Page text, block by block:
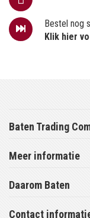
Bestel nog
Klik hier
Baten Trading
Meer informatie
Daarom Baten
Contact